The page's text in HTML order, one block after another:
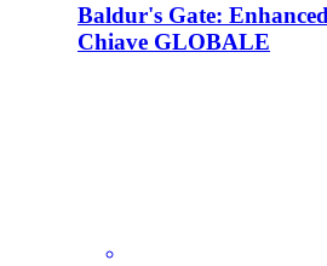
Baldur's Gate:
Chiave GLOBALE